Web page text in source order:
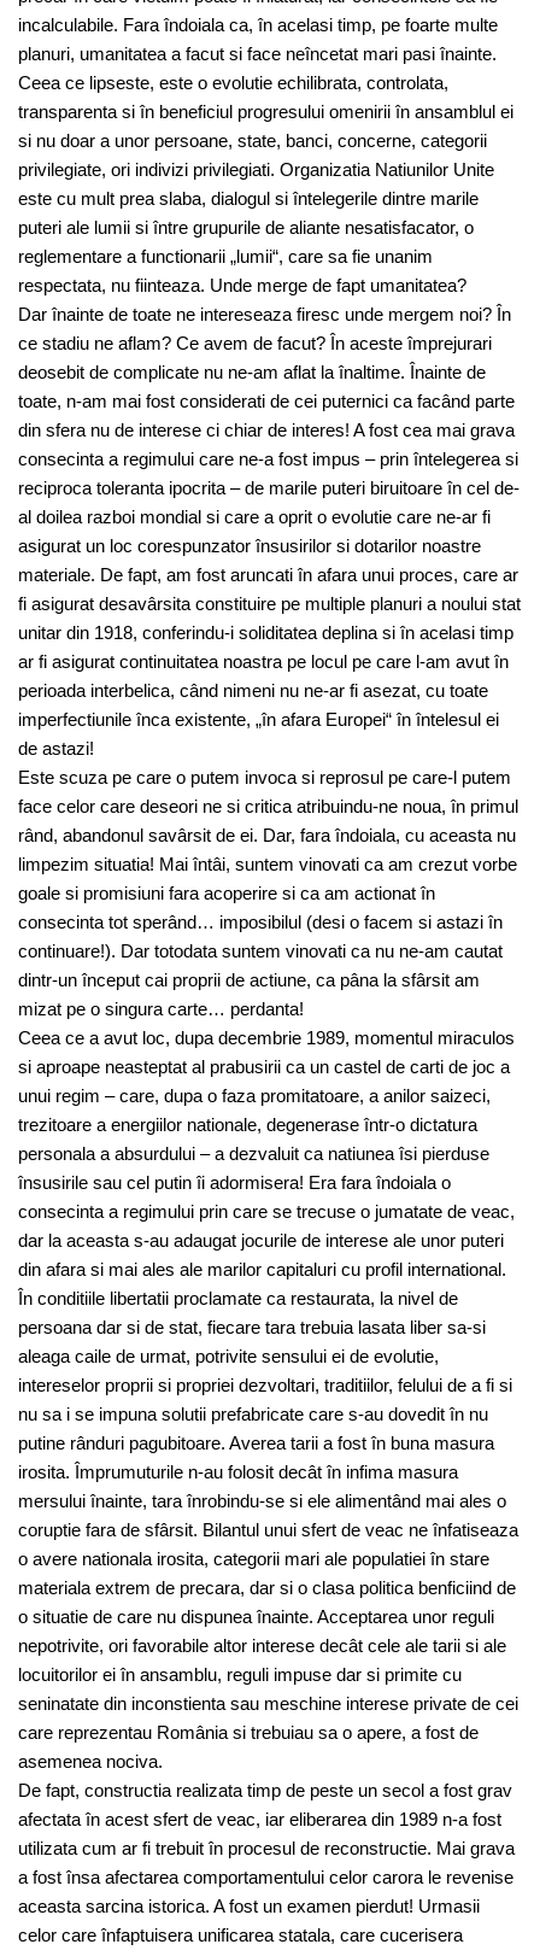
incalculabile. Fara îndoiala ca, în acelasi timp, pe foarte multe
planuri, umanitatea a facut si face neîncetat mari pasi înainte.
Ceea ce lipseste, este o evolutie echilibrata, controlata,
transparenta si în beneficiul progresului omenirii în ansamblul ei
si nu doar a unor persoane, state, banci, concerne, categorii
privilegiate, ori indivizi privilegiati. Organizatia Natiunilor Unite
este cu mult prea slaba, dialogul si întelegerile dintre marile
puteri ale lumii si între grupurile de aliante nesatisfacator, o
reglementare a functionarii „lumii“, care sa fie unanim
respectata, nu fiinteaza. Unde merge de fapt umanitatea?
Dar înainte de toate ne intereseaza firesc unde mergem noi? În
ce stadiu ne aflam? Ce avem de facut? În aceste împrejurari
deosebit de complicate nu ne-am aflat la înaltime. Înainte de
toate, n-am mai fost considerati de cei puternici ca facând parte
din sfera nu de interese ci chiar de interes! A fost cea mai grava
consecinta a regimului care ne-a fost impus – prin întelegerea si
reciproca toleranta ipocrita – de marile puteri biruitoare în cel de-
al doilea razboi mondial si care a oprit o evolutie care ne-ar fi
asigurat un loc corespunzator însusirilor si dotarilor noastre
materiale. De fapt, am fost aruncati în afara unui proces, care ar
fi asigurat desavârsita constituire pe multiple planuri a noului stat
unitar din 1918, conferindu-i soliditatea deplina si în acelasi timp
ar fi asigurat continuitatea noastra pe locul pe care l-am avut în
perioada interbelica, când nimeni nu ne-ar fi asezat, cu toate
imperfectiunile înca existente, „în afara Europei“ în întelesul ei
de astazi!
Este scuza pe care o putem invoca si reprosul pe care-l putem
face celor care deseori ne si critica atribuindu-ne noua, în primul
rând, abandonul savârsit de ei. Dar, fara îndoiala, cu aceasta nu
limpezim situatia! Mai întâi, suntem vinovati ca am crezut vorbe
goale si promisiuni fara acoperire si ca am actionat în
consecinta tot sperând… imposibilul (desi o facem si astazi în
continuare!). Dar totodata suntem vinovati ca nu ne-am cautat
dintr-un început cai proprii de actiune, ca pâna la sfârsit am
mizat pe o singura carte… perdanta!
Ceea ce a avut loc, dupa decembrie 1989, momentul miraculos
si aproape neasteptat al prabusirii ca un castel de carti de joc a
unui regim – care, dupa o faza promitatoare, a anilor saizeci,
trezitoare a energiilor nationale, degenerase într-o dictatura
personala a absurdului – a dezvaluit ca natiunea îsi pierduse
însusirile sau cel putin îi adormisera! Era fara îndoiala o
consecinta a regimului prin care se trecuse o jumatate de veac,
dar la aceasta s-au adaugat jocurile de interese ale unor puteri
din afara si mai ales ale marilor capitaluri cu profil international.
În conditiile libertatii proclamate ca restaurata, la nivel de
persoana dar si de stat, fiecare tara trebuia lasata liber sa-si
aleaga caile de urmat, potrivite sensului ei de evolutie,
intereselor proprii si propriei dezvoltari, traditiilor, felului de a fi si
nu sa i se impuna solutii prefabricate care s-au dovedit în nu
putine rânduri pagubitoare. Averea tarii a fost în buna masura
irosita. Împrumuturile n-au folosit decât în infima masura
mersului înainte, tara înrobindu-se si ele alimentând mai ales o
coruptie fara de sfârsit. Bilantul unui sfert de veac ne înfatiseaza
o avere nationala irosita, categorii mari ale populatiei în stare
materiala extrem de precara, dar si o clasa politica benficiind de
o situatie de care nu dispunea înainte. Acceptarea unor reguli
nepotrivite, ori favorabile altor interese decât cele ale tarii si ale
locuitorilor ei în ansamblu, reguli impuse dar si primite cu
seninatate din inconstienta sau meschine interese private de cei
care reprezentau România si trebuiau sa o apere, a fost de
asemenea nociva.
De fapt, constructia realizata timp de peste un secol a fost grav
afectata în acest sfert de veac, iar eliberarea din 1989 n-a fost
utilizata cum ar fi trebuit în procesul de reconstructie. Mai grava
a fost însa afectarea comportamentului celor carora le revenise
aceasta sarcina istorica. A fost un examen pierdut! Urmasii
celor care înfaptuisera unificarea statala, care cucerisera